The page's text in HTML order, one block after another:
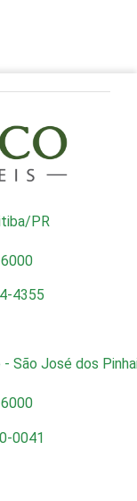
PR
4355
- São José dos
0041